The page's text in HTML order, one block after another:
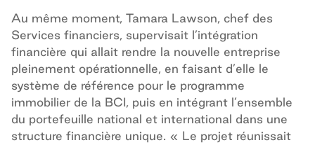
Au même moment, Tamara Lawson, chef des
Services financiers, supervisait l’intégration
financière qui allait rendre la nouvelle entreprise
pleinement opérationnelle, en faisant d’elle le
système de référence pour le programme
immobilier de la BCI, puis en intégrant l’ensemble
du portefeuille national et international dans une
structure financière unique. « Le projet réunissait